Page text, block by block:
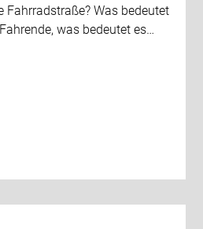
Fahrradstraße? Was bedeutet
was bedeutet es…